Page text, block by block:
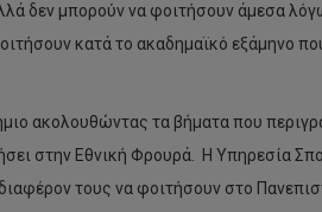
δεν μπορούν να φοιτήσουν άμεσα
κατά το ακαδημαϊκό εξάμηνο
ακολουθώντας τα βήματα που
στην Εθνική Φρουρά. Η Υπηρεσία
τους να φοιτήσουν στο